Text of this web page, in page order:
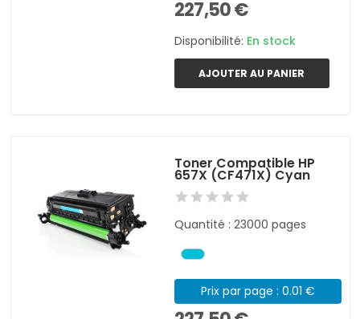
227,50 €
Disponibilité: En stock
AJOUTER AU PANIER
Toner Compatible HP
657X (CF471X) Cyan
Quantité : 23000 pages
Prix par page : 0.01 €